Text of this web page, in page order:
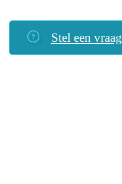
Stel een vraag